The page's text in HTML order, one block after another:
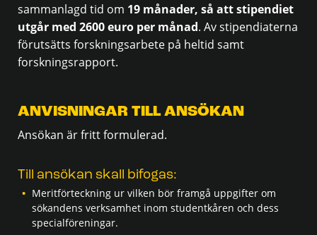
sammanlagd tid om 19 månader, så att stipendiet
utgår med 2600 euro per månad. Av stipendiaterna
förutsätts forskningsarbete på heltid samt
forskningsrapport.
ANVISNINGAR TILL ANSÖKAN
Ansökan är fritt formulerad.
Till ansökan skall bifogas:
Meritförteckning ur vilken bör framgå uppgifter om
sökandens verksamhet inom studentkåren och dess
specialföreningar.